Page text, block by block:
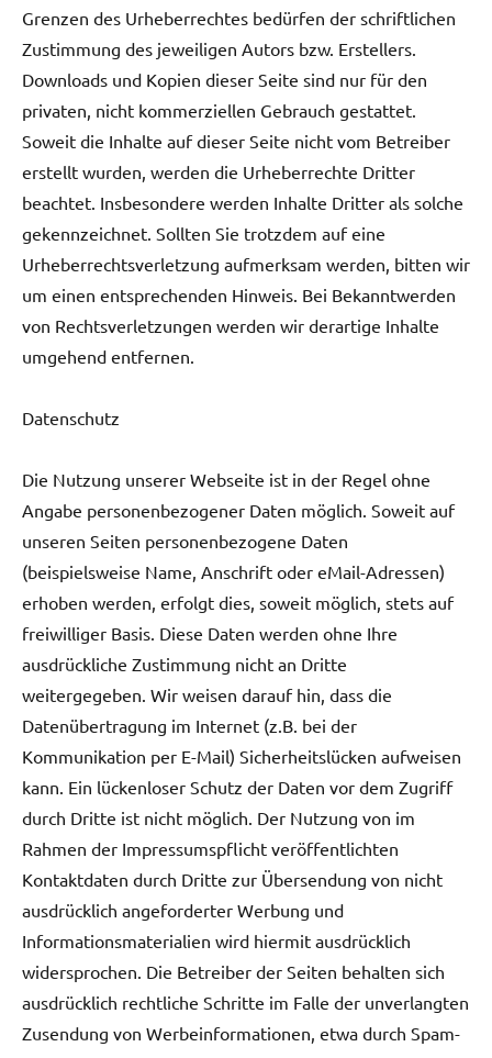
Grenzen des Urheberrechtes bedürfen der schriftlichen
Zustimmung des jeweiligen Autors bzw. Erstellers.
Downloads und Kopien dieser Seite sind nur für den
privaten, nicht kommerziellen Gebrauch gestattet.
Soweit die Inhalte auf dieser Seite nicht vom Betreiber
erstellt wurden, werden die Urheberrechte Dritter
beachtet. Insbesondere werden Inhalte Dritter als solche
gekennzeichnet. Sollten Sie trotzdem auf eine
Urheberrechtsverletzung aufmerksam werden, bitten wir
um einen entsprechenden Hinweis. Bei Bekanntwerden
von Rechtsverletzungen werden wir derartige Inhalte
umgehend entfernen.
Datenschutz
Die Nutzung unserer Webseite ist in der Regel ohne
Angabe personenbezogener Daten möglich. Soweit auf
unseren Seiten personenbezogene Daten
(beispielsweise Name, Anschrift oder eMail-Adressen)
erhoben werden, erfolgt dies, soweit möglich, stets auf
freiwilliger Basis. Diese Daten werden ohne Ihre
ausdrückliche Zustimmung nicht an Dritte
weitergegeben. Wir weisen darauf hin, dass die
Datenübertragung im Internet (z.B. bei der
Kommunikation per E-Mail) Sicherheitslücken aufweisen
kann. Ein lückenloser Schutz der Daten vor dem Zugriff
durch Dritte ist nicht möglich. Der Nutzung von im
Rahmen der Impressumspflicht veröffentlichten
Kontaktdaten durch Dritte zur Übersendung von nicht
ausdrücklich angeforderter Werbung und
Informationsmaterialien wird hiermit ausdrücklich
widersprochen. Die Betreiber der Seiten behalten sich
ausdrücklich rechtliche Schritte im Falle der unverlangten
Zusendung von Werbeinformationen, etwa durch Spam-